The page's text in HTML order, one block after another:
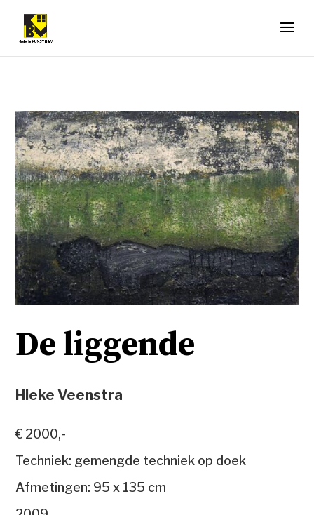
De liggende
Hieke Veenstra
€ 2000,-
Techniek: gemengde techniek op doek
Afmetingen: 95 x 135 cm